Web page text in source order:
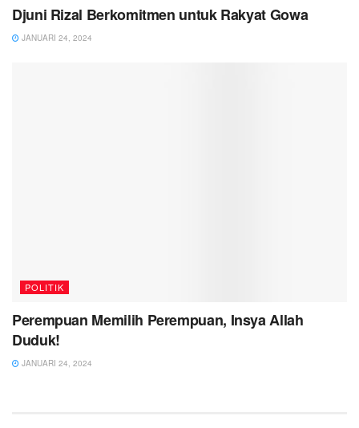
Djuni Rizal Berkomitmen untuk Rakyat Gowa
JANUARI 24, 2024
POLITIK
Perempuan Memilih Perempuan, Insya Allah
Duduk!
JANUARI 24, 2024